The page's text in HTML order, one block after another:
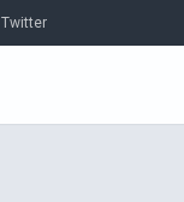
Twitter